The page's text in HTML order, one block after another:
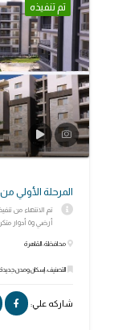
تم تنفيذه
المرحلة الأولي
أرضي و٥ أدوار متكررة، ويضم الدور الواحد ٤ وحدات بإجمالي ٢٤...
محافظة: القاهرة
التصنيف: إسكان ومدن جديدة
شاركه علي: